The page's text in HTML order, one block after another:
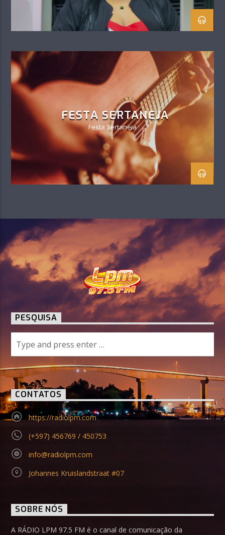
FESTA SERTANEJA
Festa Sertaneja
PESQUISA
CONTATOS
https://radiolpm.com
(+597) 456769 / 450753
info@radiolpm.com
Johannes Kruislandstraat #07
SOBRE NÓS
A RÁDIO LPM 97.5 FM é o canal de comunicação da